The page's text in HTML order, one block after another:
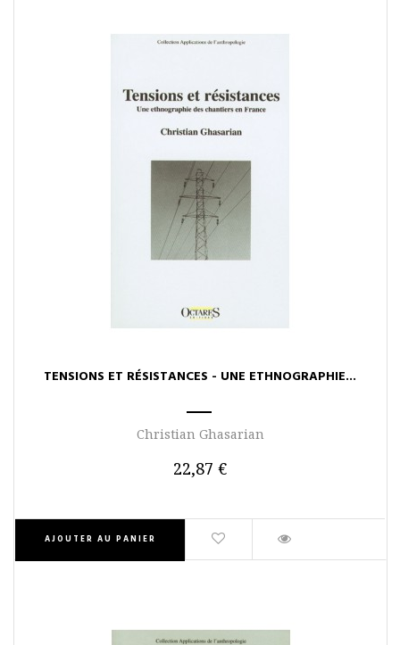
AJOUTER AU PANIER
TENSIONS ET RÉSISTANCES - UNE ETHNOGRAPHIE...
Christian Ghasarian
22,87 €